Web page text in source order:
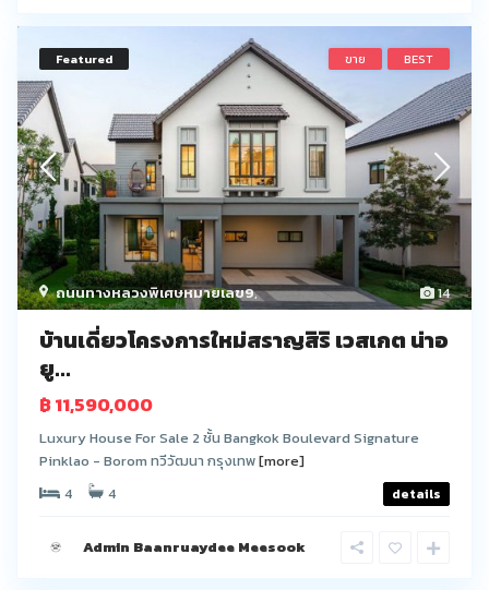
14
ถนนทางหลวงพิเศษหมายเลข9,
Featured ขาย BEST
บ้านเดี่ยวโครงการใหม่สราญสิริ เวสเกต น่าอ
ยู...
฿ 11,590,000
Luxury House For Sale 2 ชั้น Bangkok Boulevard Signature
Pinklao - Borom ทวีวัฒนา กรุงเทพ[more]
4
4 details
Admin Baanruaydee Meesook